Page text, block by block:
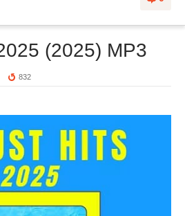
(2025) MP3
832